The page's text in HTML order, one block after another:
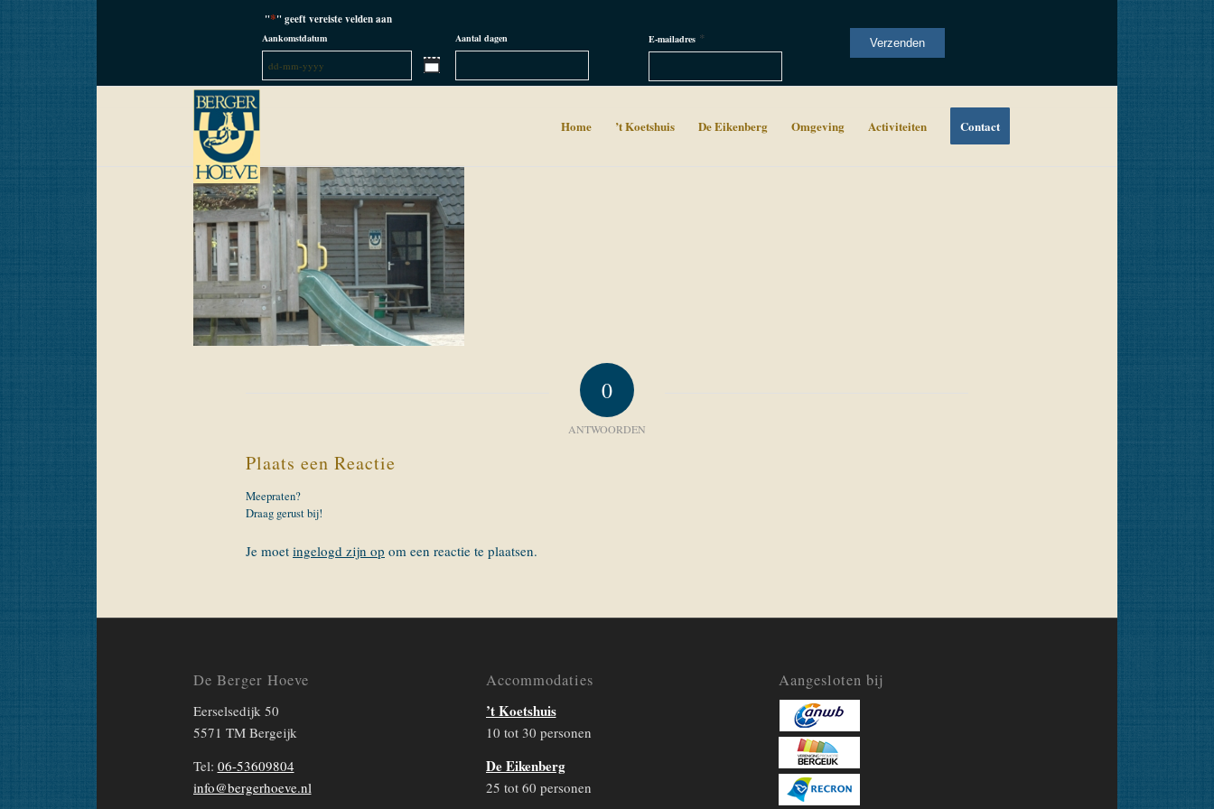
"*" geeft vereiste velden aan
Aankomstdatum
DD
dash
MM
Aantal dagen E-mailadres * Verzenden
Home ’t Koetshuis De Eikenberg Omgeving Activiteiten Contact
0
ANTWOORDEN
Plaats een Reactie
Meepraten?
Draag gerust bij!
Je moet ingelogd zijn op om een reactie te plaatsen.
De Berger Hoeve
Eerselsedijk 50
5571 TM Bergeijk
Tel: 06-53609804
info@bergerhoeve.nl
Accommodaties
’t Koetshuis
10 tot 30 personen
De Eikenberg
25 tot 60 personen
Aangesloten bij